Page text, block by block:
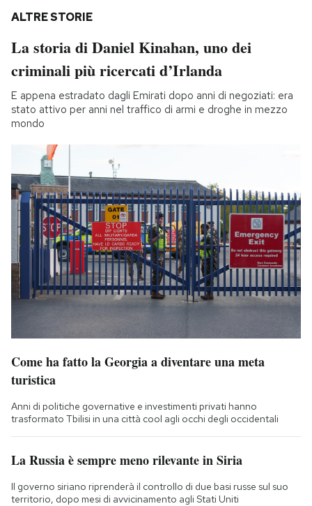
ALTRE STORIE
La storia di Daniel Kinahan, uno dei
criminali più ricercati d’Irlanda
E appena estradato dagli Emirati dopo anni di negoziati: era
stato attivo per anni nel traffico di armi e droghe in mezzo
mondo
Come ha fatto la Georgia a diventare una meta
turistica
Anni di politiche governative e investimenti privati hanno
trasformato Tbilisi in una città cool agli occhi degli occidentali
La Russia è sempre meno rilevante in Siria
Il governo siriano riprenderà il controllo di due basi russe sul suo
territorio, dopo mesi di avvicinamento agli Stati Uniti